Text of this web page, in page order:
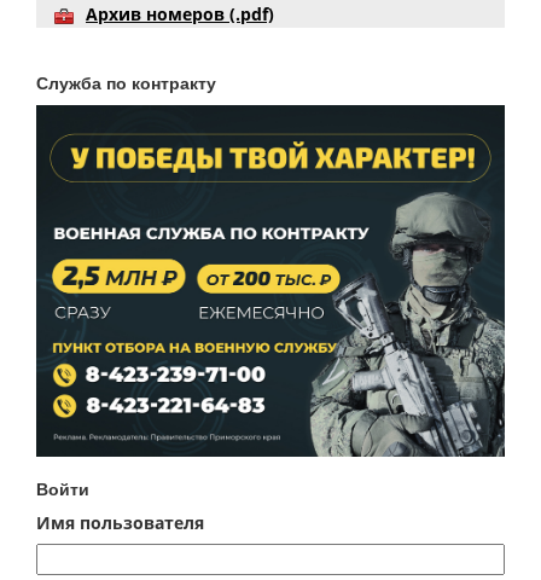
Архив номеров (.pdf)
Служба по контракту
Войти
Имя пользователя